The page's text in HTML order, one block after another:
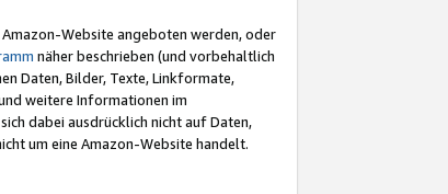
Website angeboten werden, oder
näher beschrieben (und vorbehaltlich
Daten, Bilder, Texte, Linkformate,
weitere Informationen im
dabei ausdrücklich nicht auf Daten,
um eine Amazon-Website handelt.